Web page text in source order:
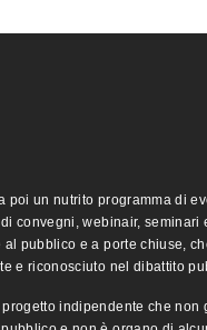
poi un nutrito programma di
convegni, webinair, seminari
al pubblico e a porte chiuse,
e riconosciuto nel dibattito
indipendente che non